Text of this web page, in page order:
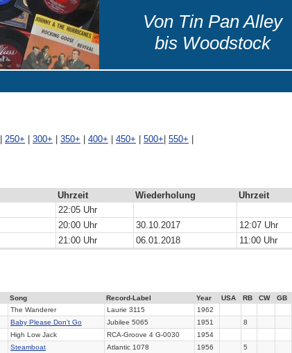
Von Tin Pan Alley
bis Woodstock
250+ 300+ 350+ 400+ 450+ 500+ 550+
Uhrzeit Wiederholung
Uhrzeit
22:05 Uhr
20:00 Uhr 30.10.2017
12:07 Uhr
21:00 Uhr 06.01.2018 11:00 Uhr
Song Record-Label Year USA RB CW GB
The Wanderer Laurie 3115
1962
Baby Please Don't Go Jubilee 5065 1951
8
High Low Jack RCA-Groove 4 G-0030
1954
Steamboat Atlantic 1078 1956
5